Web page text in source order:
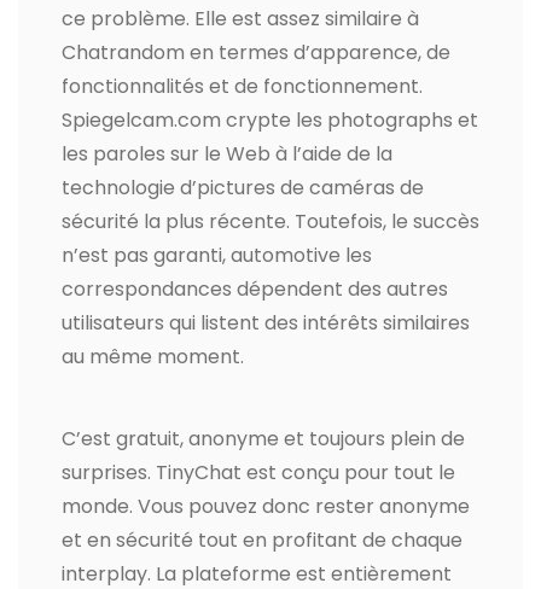
ce problème. Elle est assez similaire à
Chatrandom en termes d’apparence, de
fonctionnalités et de fonctionnement.
Spiegelcam.com crypte les photographs et
les paroles sur le Web à l’aide de la
technologie d’pictures de caméras de
sécurité la plus récente. Toutefois, le succès
n’est pas garanti, automotive les
correspondances dépendent des autres
utilisateurs qui listent des intérêts similaires
au même moment.
C’est gratuit, anonyme et toujours plein de
surprises. TinyChat est conçu pour tout le
monde. Vous pouvez donc rester anonyme
et en sécurité tout en profitant de chaque
interplay. La plateforme est entièrement